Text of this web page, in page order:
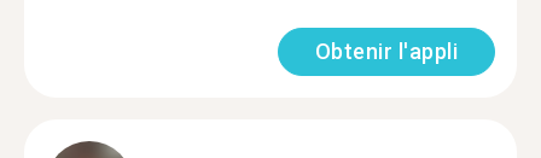
Obtenir l'appli